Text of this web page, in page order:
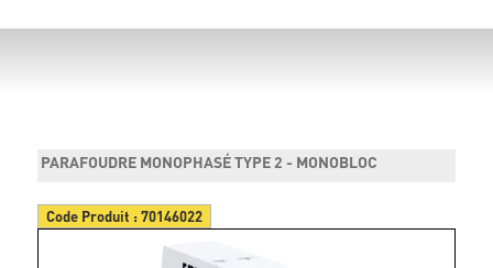
PARAFOUDRE MONOPHASÉ TYPE 2 - MONOBLOC
Code Produit :70146022